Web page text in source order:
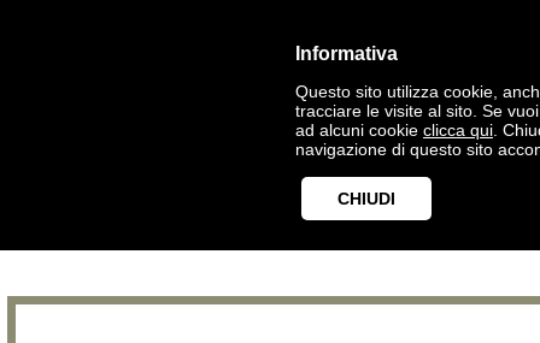
Informativa
Questo sito utilizza cookie,
tracciare le visite al sito. Se
ad alcuni cookie clicca qui .
navigazione di questo sito
CHIUDI